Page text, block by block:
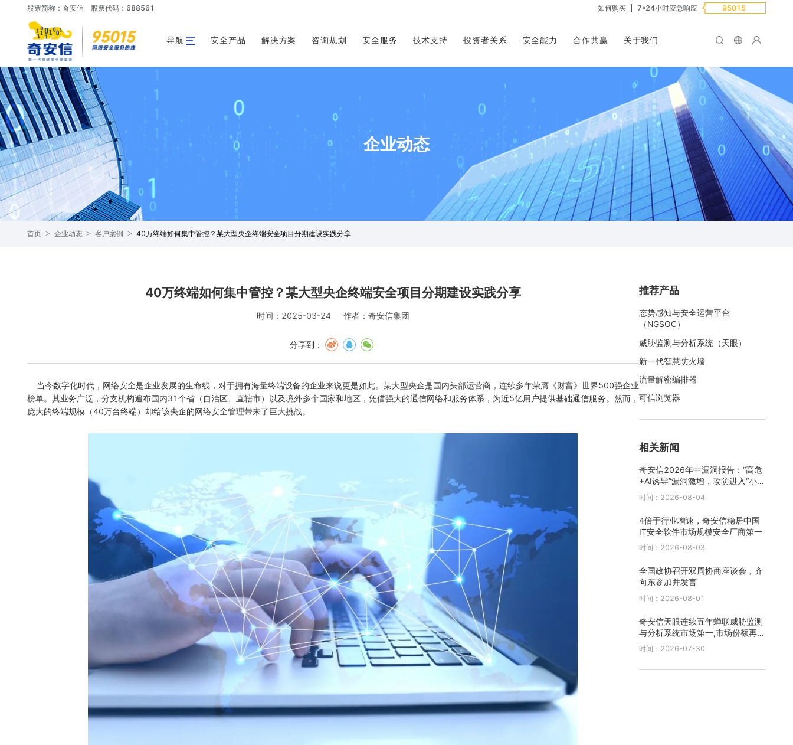
股票简称：奇安信 股票代码：688561 如何购买 7*24小时应急响应 95015
导航 安全产品 解决方案 咨询规划 安全服务 技术支持 投资者关系 安全能力 合作共赢 关于我们
企业动态
首页 > 企业动态 > 客户案例 > 40万终端如何集中管控？某大型央企终端安全项目分期建设实践分享
40万终端如何集中管控？某大型央企终端安全项目分期建设实践分享
时间：2025-03-24 作者：奇安信集团
分享到：
当今数字化时代，网络安全是企业发展的生命线，对于拥有海量终端设备的企业来说更是如此。某大型央企是国内头部运营商，连续多年荣膺《财富》世界500强企业
榜单。其业务广泛，分支机构遍布国内31个省（自治区、直辖市）以及境外多个国家和地区，凭借强大的通信网络和服务体系，为近5亿用户提供基础通信服务。然而，
庞大的终端规模（40万台终端）却给该央企的网络安全管理带来了巨大挑战。
推荐产品
态势感知与安全运营平台
（NGSOC）
威胁监测与分析系统（天眼）
新一代智慧防火墙
流量解密编排器
可信浏览器
相关新闻
奇安信2026年中漏洞报告：“高危
+AI诱导”漏洞激增，攻防进入“小时
级”时代
时间：2026-08-04
4倍于行业增速，奇安信稳居中国
IT安全软件市场规模安全厂商第一
时间：2026-08-03
全国政协召开双周协商座谈会，齐
向东参加并发言
时间：2026-08-01
奇安信天眼连续五年蝉联威胁监测
与分析系统市场第一,市场份额再创
新高
时间：2026-07-30